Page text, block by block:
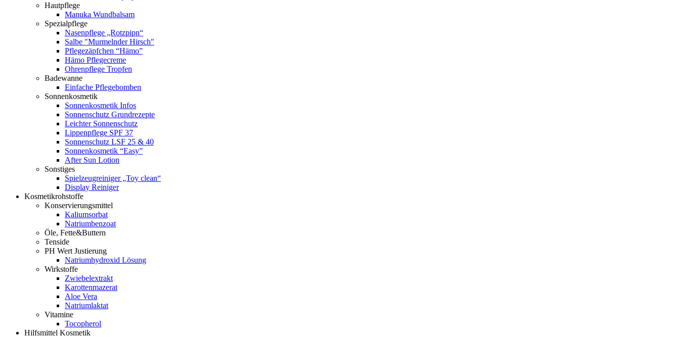
Hautpflege
Manuka Wundbalsam
Spezialpflege
Nasenpflege „Rotzpipn“
Salbe "Murmelnder Hirsch"
Pflegezäpfchen “Hämo”
Hämo Pflegecreme
Ohrenpflege Tropfen
Badewanne
Einfache Pflegebomben
Sonnenkosmetik
Sonnenkosmetik Infos
Sonnenschutz Grundrezepte
Leichter Sonnenschutz
Lippenpflege SPF 37
Sonnenschutz LSF 25 & 40
Sonnenkosmetik “Easy”
After Sun Lotion
Sonstiges
Spielzeugreiniger „Toy clean“
Display Reiniger
Kosmetikrohstoffe
Konservierungsmittel
Kaliumsorbat
Natriumbenzoat
Öle, Fette&Buttern
Tenside
PH Wert Justierung
Natriumhydroxid Lösung
Wirkstoffe
Zwiebelextrakt
Karottenmazerat
Aloe Vera
Natriumlaktat
Vitamine
Tocopherol
Hilfsmittel Kosmetik